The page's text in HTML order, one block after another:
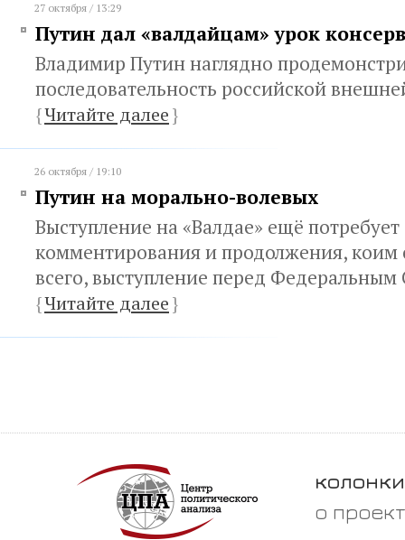
27 октября / 13:29
Путин дал «валдайцам» урок
Владимир Путин наглядно
последовательность российской
{Читайте далее}
26 октября / 19:10
Путин на морально-волевых
Выступление на «Валдае» ещё
комментирования и продолжения, коим
всего, выступление перед
{Читайте далее}
колонки
о